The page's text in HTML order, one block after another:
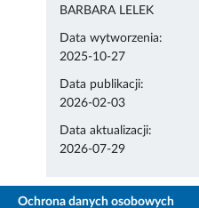
BARBARA LELEK
Data wytworzenia:
2025-10-27
Data publikacji:
2026-02-03
Data aktualizacji:
2026-07-29
Ochrona danych osobowych